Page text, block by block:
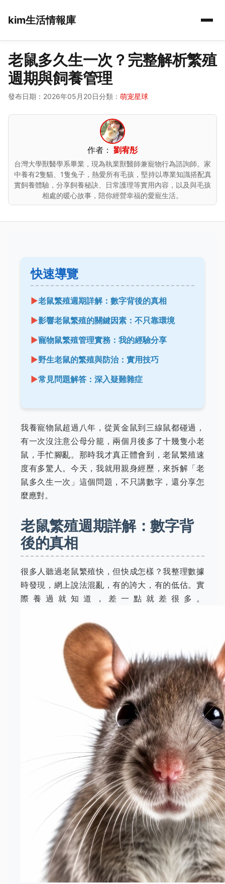
kim生活情報庫
老鼠多久生一次？完整解析繁殖
週期與飼養管理
發布日期：2026年05月20日分類： 萌宠星球
作者： 劉宥彤
台灣大學獸醫學系畢業，現為執業獸醫師兼寵物行為諮詢師。家
中養有2隻貓、1隻兔子，熱愛所有毛孩，堅持以專業知識搭配真
實飼養體驗，分享飼養秘訣、日常護理等實用內容，以及與毛孩
相處的暖心故事，陪你經營幸福的愛寵生活。
快速導覽
老鼠繁殖週期詳解：數字背後的真相
影響老鼠繁殖的關鍵因素：不只靠環境
寵物鼠繁殖管理實務：我的經驗分享
野生老鼠的繁殖與防治：實用技巧
常見問題解答：深入疑難雜症
我養寵物鼠超過八年，從黃金鼠到三線鼠都碰過，
有一次沒注意公母分籠，兩個月後多了十幾隻小老
鼠，手忙腳亂。那時我才真正體會到，老鼠繁殖速
度有多驚人。今天，我就用親身經歷，來拆解「老
鼠多久生一次」這個問題，不只講數字，還分享怎
麼應對。
老鼠繁殖週期詳解：數字背
後的真相
很多人聽過老鼠繁殖快，但快成怎樣？我整理數據
時發現，網上說法混亂，有的誇大，有的低估。實
際養過就知道，差一點就差很多。